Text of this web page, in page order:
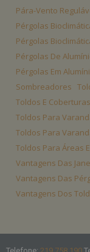
Pára-Vento
Pérgolas
Pérgolas
Pérgolas De
Pérgolas Em
Sombreadores
Toldos E Coberturas
Toldos Para
Toldos Para
Toldos Para Áreas
Vantagens Das
Vantagens Das
Vantagens Dos